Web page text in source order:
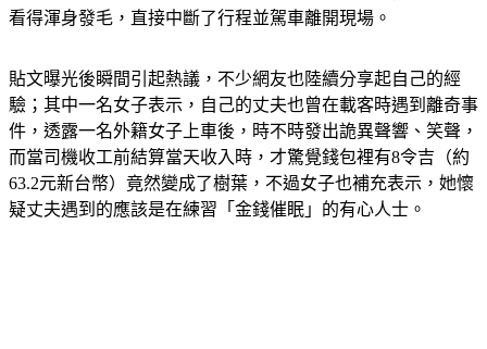
臉」，並揚言如果司機取消訂單、那就會一直跟著他，讓司機
貼文曝光後瞬間引起熱議，不少網友也陸續分享起自己的經
驗；其中一名女子表示，自己的丈夫也曾在載客時遇到離奇事
件，透露一名外籍女子上車後，時不時發出詭異聲響、笑聲，
而當司機收工前結算當天收入時，才驚覺錢包裡有8令吉（約
63.2元新台幣）竟然變成了樹葉，不過女子也補充表示，她懷